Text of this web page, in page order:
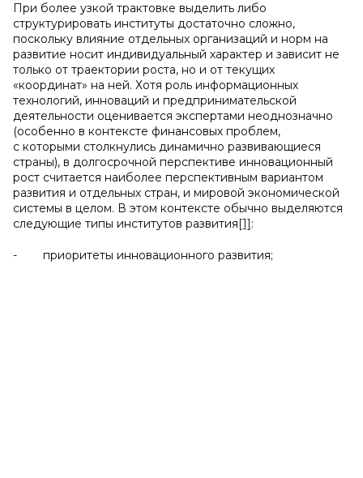
При более узкой трактовке выделить либо
структурировать институты достаточно сложно,
поскольку влияние отдельных организаций и норм на
развитие носит индивидуальный характер и зависит не
только от траектории роста, но и от текущих
«координат» на ней. Хотя роль информационных
технологий, инноваций и предпринимательской
деятельности оценивается экспертами неоднозначно
(особенно в контексте финансовых проблем,
с которыми столкнулись динамично развивающиеся
страны), в долгосрочной перспективе инновационный
рост считается наиболее перспективным вариантом
развития и отдельных стран, и мировой экономической
системы в целом. В этом контексте обычно выделяются
следующие типы институтов развития[1]:
- приоритеты инновационного развития;